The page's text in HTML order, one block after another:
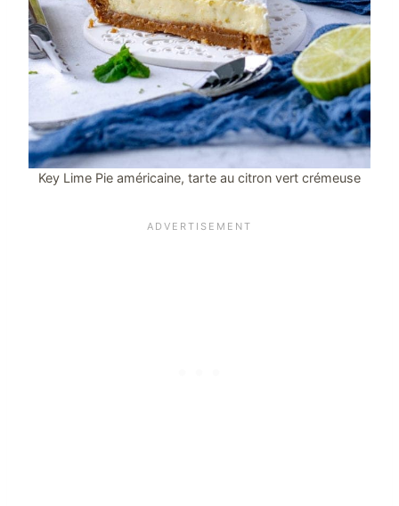
Key Lime Pie américaine, tarte au citron vert crémeuse